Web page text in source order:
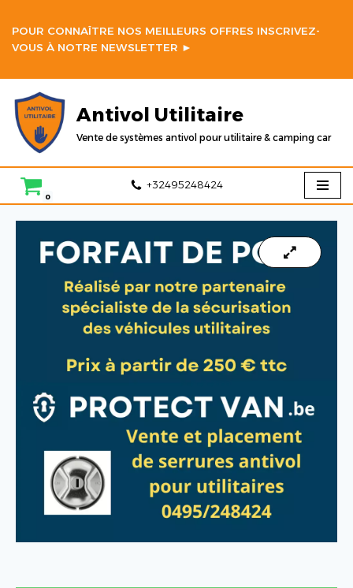
Aller
contenu
POUR CONNAÎTRE NOS MEILLEURS OFFRES INSCRIVEZ-
VOUS À NOTRE NEWSLETTER ►
Antivol Utilitaire
Vente de systèmes antivol pour utilitaire & camping car
0
+32495248424